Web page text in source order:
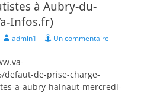
à Aubry-du-
Infos.fr)
Author
admin1 Un commentaire
defaut-de-prise-charge-
a-aubry-hainaut-mercredi-